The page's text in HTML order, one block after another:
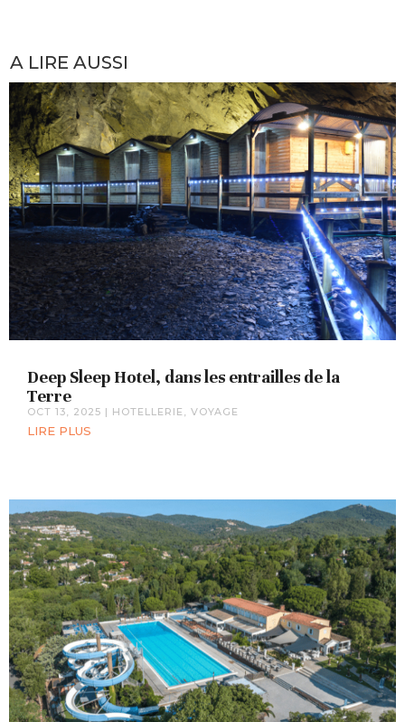
A LIRE AUSSI
Deep Sleep Hotel, dans les entrailles de la
Terre
OCT 13, 2025 | HOTELLERIE,VOYAGE
LIRE PLUS